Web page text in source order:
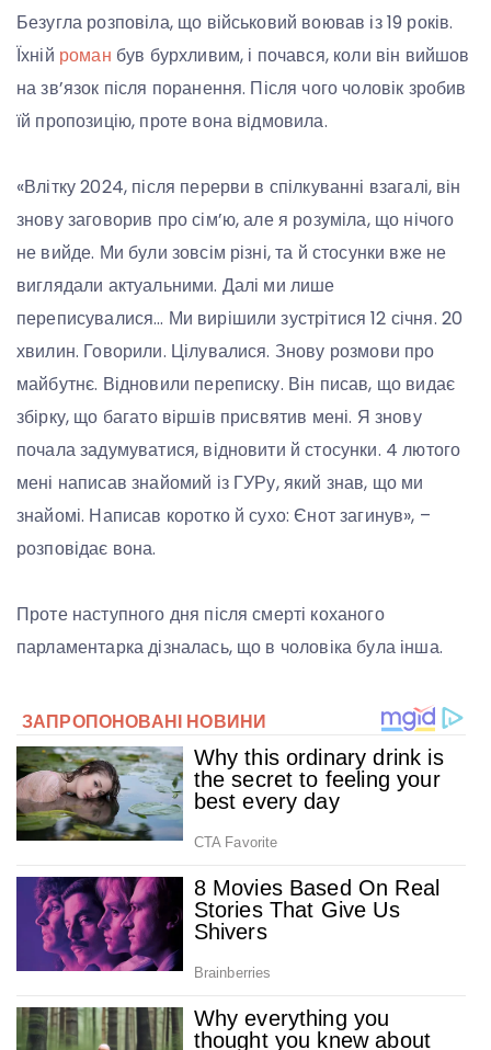
Безугла розповіла, що військовий воював із 19 років.
Їхній роман був бурхливим, і почався, коли він вийшов
на зв’язок після поранення. Після чого чоловік зробив
їй пропозицію, проте вона відмовила.
«Влітку 2024, після перерви в спілкуванні взагалі, він
знову заговорив про сім’ю, але я розуміла, що нічого
не вийде. Ми були зовсім різні, та й стосунки вже не
виглядали актуальними. Далі ми лише
переписувалися… Ми вирішили зустрітися 12 січня. 20
хвилин. Говорили. Цілувалися. Знову розмови про
майбутнє. Відновили переписку. Він писав, що видає
збірку, що багато віршів присвятив мені. Я знову
почала задумуватися, відновити й стосунки. 4 лютого
мені написав знайомий із ГУРу, який знав, що ми
знайомі. Написав коротко й сухо: Єнот загинув», –
розповідає вона.
Проте наступного дня після смерті коханого
парламентарка дізналась, що в чоловіка була інша.